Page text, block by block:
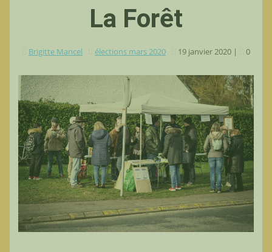
La Forêt
Brigitte Mancel élections mars 2020 19 janvier 2020 | 0